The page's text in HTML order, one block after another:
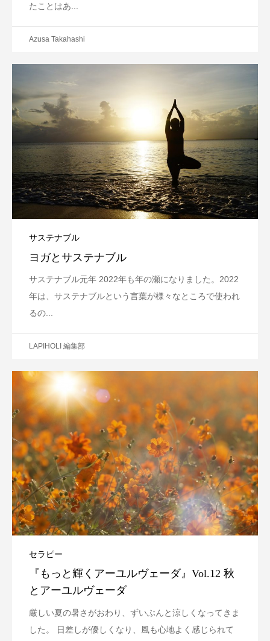
たことはあ...
Azusa Takahashi
サステナブル
ヨガとサステナブル
サステナブル元年 2022年も年の瀬になりました。2022
年は、サステナブルという言葉が様々なところで使われ
るの...
LAPIHOLI 編集部
セラピー
『もっと輝くアーユルヴェーダ』Vol.12 秋
とアーユルヴェーダ
厳しい夏の暑さがおわり、ずいぶんと涼しくなってきま
した。 日差しが優しくなり、風も心地よく感じられて